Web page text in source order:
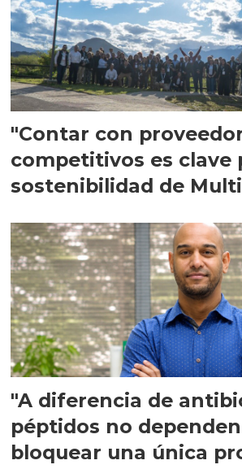
"Contar con
competitivos es clave
sostenibilidad de
"A diferencia de
péptidos no
bloquear una única